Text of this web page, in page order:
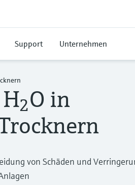
Support Unternehmen
2O in
von Schäden und